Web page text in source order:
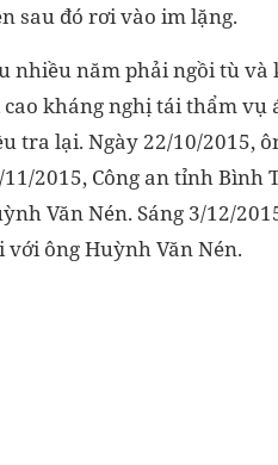
sau đó rơi vào im lặng.
nhiều năm phải ngồi tù và
kháng nghị tái thẩm vụ
tra lại. Ngày 22/10/2015,
2015, Công an tỉnh Bình
Văn Nén. Sáng 3/12/
với ông Huỳnh Văn Nén.